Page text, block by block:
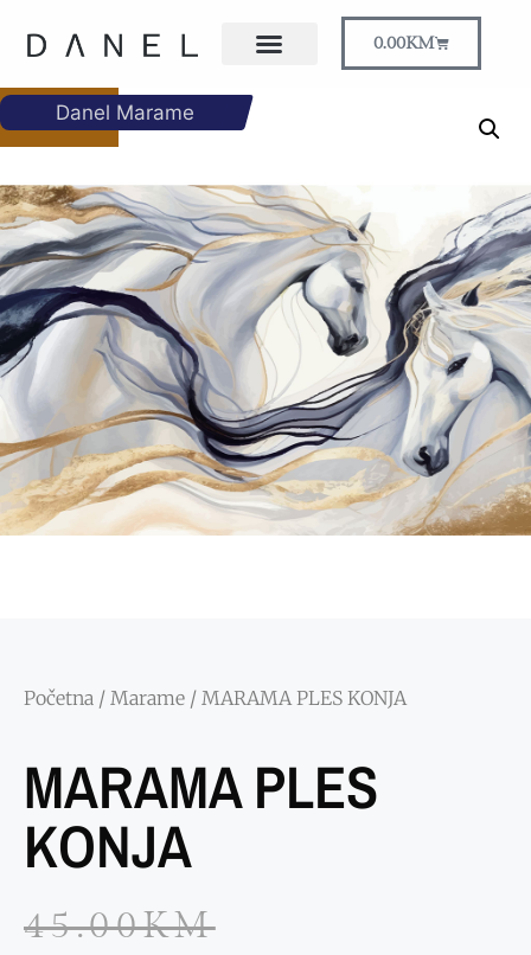
0.00KM
Danel Marame
RASPRODATO
Početna / Marame / MARAMA PLES KONJA
MARAMA PLES
KONJA
45.00KM